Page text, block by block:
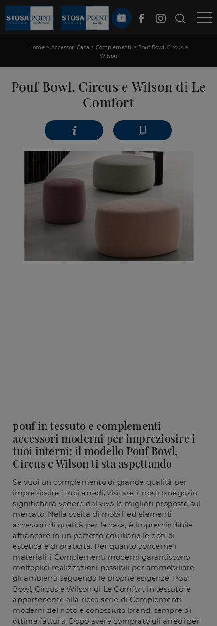
Home> Accessori Casa > Complementi > Pouf Bowl, Circus e
Wilson
Pouf Bowl, Circus e Wilson di Le
Comfort
pouf in tessuto e complementi
accessori moderni per impreziosire i
tuoi interni: il modello Pouf Bowl,
Circus e Wilson ti sta aspettando
Se vuoi un complemento di grande qualità per
impreziosire i tuoi arredi, visitare il nostro negozio
significherà vedere dal vivo le migliori proposte sul
mercato. Nella scelta di mobili ed elementi
accessori di qualità per la casa, è imprescindibile
affiancare in un perfetto equilibrio le doti di
estetica e di praticità. Per quanto concerne i
materiali, i Complementi moderni garantiscono
molteplici realizzazioni possibili per ammobiliare
gli ambienti seguendo le proprie esigenze. Pouf
Bowl, Circus e Wilson di Le Comfort in tessuto: è
appartenente alla ricca serie di Complementi
moderni del noto e conosciuto brand, sempre di
ottima fattura. Dopo avere comprato gli arredi per